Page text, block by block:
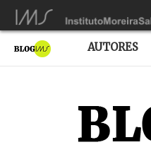
AUTORES